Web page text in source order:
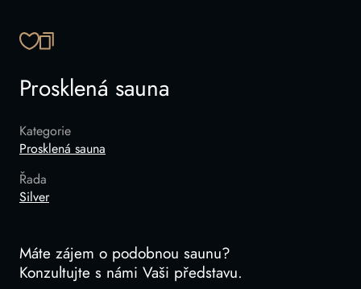
ZKOPÍROVAT ODKAZ
Prosklená sauna
Kategorie
Prosklená sauna
Řada
Silver
Máte zájem o podobnou saunu?
Konzultujte s námi Vaši představu.